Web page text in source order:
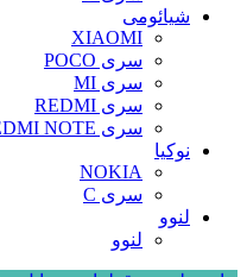
شیائومی
XIAOMI
سری POCO
سری MI
سری REDMI
سری REDMI NOTE
نوکیا
NOKIA
سری C
لنوو
لنوو